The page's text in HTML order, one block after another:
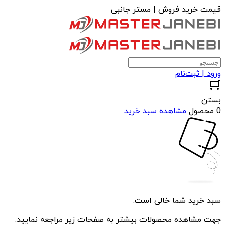
قیمت خرید فروش | مستر جانبی
ورود | ثبت‌نام
بستن
0 محصول
مشاهده سبد خرید
سبد خرید شما خالی است.
جهت مشاهده محصولات بیشتر به صفحات زیر مراجعه نمایید.